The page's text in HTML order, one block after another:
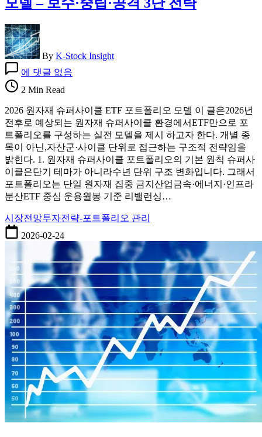
By K-Stock Insight
원
자
슈
퍼
사
이
클
ETF
포
트
리
오
델
보
수
·
중
립
·
공
격
3
단
전
략
에 댓글 없음
2 Min Read
2026 원자재 슈퍼사이클 ETF 포트폴리오 모델 이 글은2026년
전후로 예상되는 원자재 슈퍼사이클 환경에서ETF만으로 포
트폴리오를 구성하는 실전 모델을 제시 하고자 한다. 개별 종
목이 아닌,자산군·사이클 단위로 접근하는 구조적 전략임을
밝힌다. 1. 원자재 슈퍼사이클 포트폴리오의 기본 원칙 슈퍼사
이클은단기 테마가 아니라수년 단위 구조 변화입니다. 그래서
포트폴리오는 단일 원자재 집중 금지산업금속·에너지·인프라
분산ETF 중심 운용월봉 기준 리밸런싱…
시장전망투자전략-포트폴리오 관리
2026-02-24